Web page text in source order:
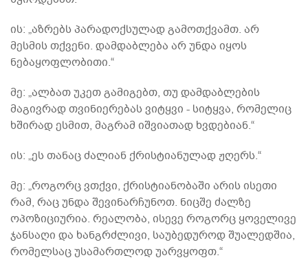
ის: „აზრებს პარადოქსულად გამოთქვამთ. არ
მესმის თქვენი. დამდაბლება არ უნდა იყოს
ნებაყოფლობითი.“
მე: „ალბათ უკეთ გამიგებთ, თუ დამდაბლების
მაგივრად თვინიერებას ვიტყვი - სიტყვა, რომელიც
ხშირად ესმით, მაგრამ იშვიათად ხვდებიან.“
ის: „ეს თანაც ძალიან ქრისტიანულად ჟღერს.“
მე: „როგორც ვთქვი, ქრისტიანობაში არის ისეთი
რამ, რაც უნდა შევინარჩუნოთ. ნიცშე ძალზე
ოპოზიციურია. რეალობა, ისევე როგორც ყოველივე
ჯანსაღი და ხანგრძლივი, საუბედუროდ შუალედშია,
რომელსაც უსამართლოდ უარვყოფთ.“